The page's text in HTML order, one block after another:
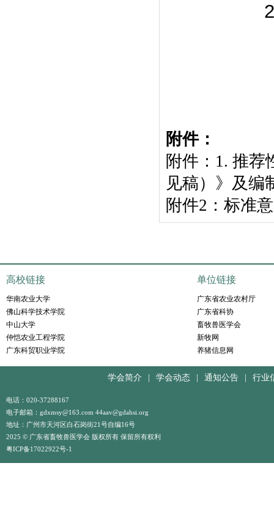
2. 标
附件：
附件：1. 推荐
见稿）》及编
附件2：标准
高校链接
华南农业大学
佛山科学技术学院
中山大学
仲恺农业工程学院
广东科贸职业学院
单位链接
广东省农业农村厅
广东省科协
畜牧兽医学会
新牧网
养猪信息网
学会简介 学会动态 通知公告 行业
电话：020-37288167
电子邮箱：gdxmsy@163.com 44aav@gdahsi.org
地址：广州市天河区白石岗街21号自编16号
2025 © 广东省畜牧兽医学会 版权所有 保留所有权利
粤ICP备17022922号-1